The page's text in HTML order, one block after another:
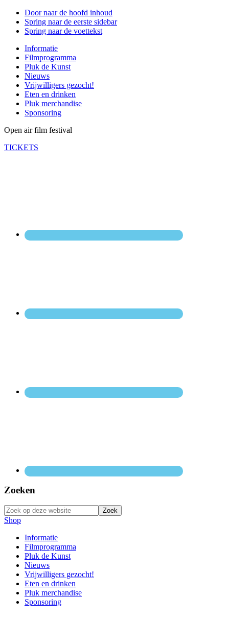
Door naar de hoofd inhoud
Spring naar de eerste sidebar
Spring naar de voettekst
Informatie
Filmprogramma
Pluk de Kunst
Nieuws
Vrijwilligers gezocht!
Eten en drinken
Pluk merchandise
Sponsoring
Open air film festival
TICKETS
Zoeken
Zoek
op
deze
website
Shop
Primaire
Sidebar
Informatie
Filmprogramma
Pluk de Kunst
Nieuws
Vrijwilligers gezocht!
Eten en drinken
Pluk merchandise
Sponsoring